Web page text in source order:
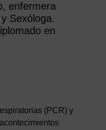
enfermera
Sexóloga.
en
(PCR) y